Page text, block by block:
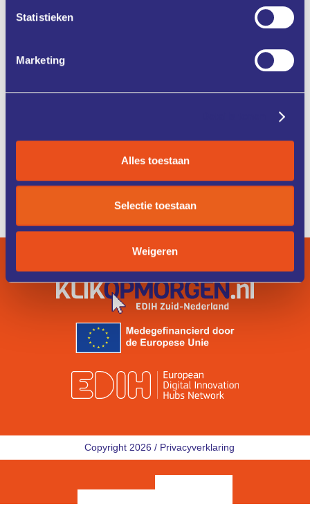
Statistieken
Marketing
Alles toestaan
Selectie toestaan
Weigeren
Copyright 2026 / Privacyverklaring